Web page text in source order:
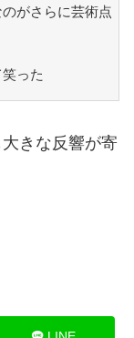
がさらに芸術点
った
きな反響が寄